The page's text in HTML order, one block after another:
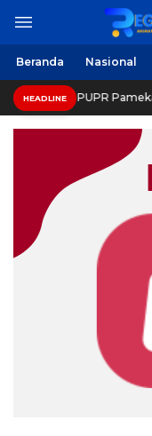
Beranda Nasional
HEADLINE
PUPR Pamekasan